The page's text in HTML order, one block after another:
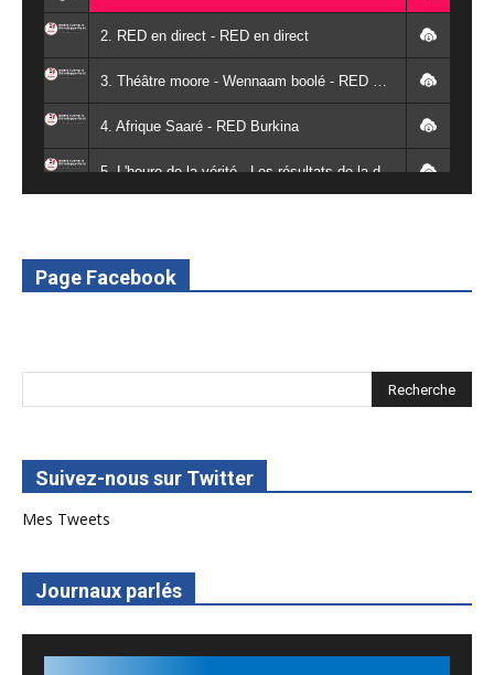
2. RED en direct - RED en direct
4. Afrique Saaré - RED Burkina
5. L'heure de la vérité - Les résultats de la désodéissance et de l'obeissance - RED Burkina
7. SPOT 2 RED Multimédia 2022
Page Facebook
Suivez-nous sur Twitter
Mes Tweets
Journaux parlés